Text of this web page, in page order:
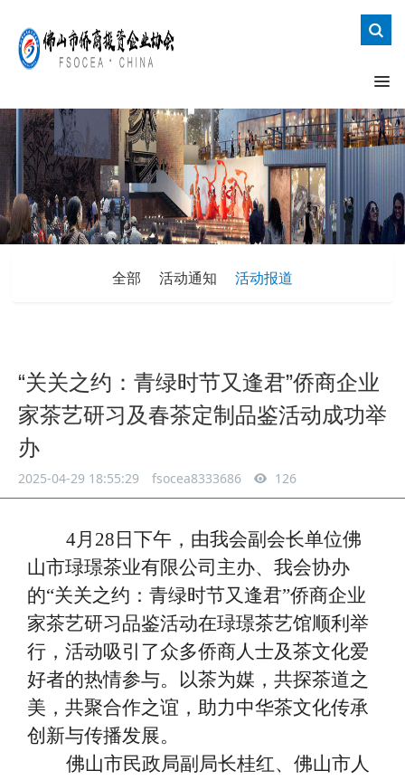
全部 活动通知 活动报道
“关关之约：青绿时节又逢君”侨商企业
家茶艺研习及春茶定制品鉴活动成功举
办
2025-04-29 18:55:29 fsocea8333686 126
4月28日下午，由我会副会长单位佛
山市琭璟茶业有限公司主办、我会协办
的“关关之约：青绿时节又逢君”侨商企业
家茶艺研习品鉴活动在琭璟茶艺馆顺利举
行，活动吸引了众多侨商人士及茶文化爱
好者的热情参与。以茶为媒，共探茶道之
美，共聚合作之谊，助力中华茶文化传承
创新与传播发展。
佛山市民政局副局长桂红、佛山市人